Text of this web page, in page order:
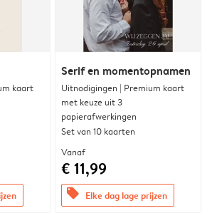
kaart
Serif en momentopnamen
Uitnodigingen | Premium kaart
met keuze uit 3
papierafwerkingen
Set van 10 kaarten
Vanaf
€ 11,99
offers Elke dag lage prijzen